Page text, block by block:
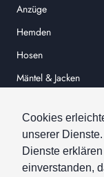
Cookies
unserer
Dienste
einverstanden,
Anzüge
Hemden
Hosen
Mäntel & Jacken